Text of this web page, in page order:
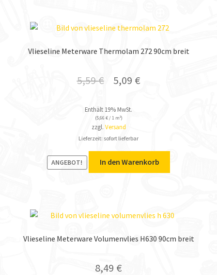
Vlieseline Meterware Thermolam 272 90cm breit
5,59€ 5,09 €
Enthält 19% MwSt.
(5,66 €/ 1 m²)
zzgl. Versand
Lieferzeit: sofort lieferbar
ANGEBOT! In den Warenkorb
Vlieseline Meterware Volumenvlies H630 90cm breit
8,49 €